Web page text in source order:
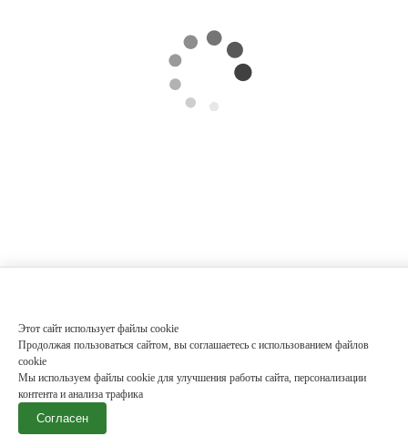
Этот сайт использует файлы cookie
Продолжая пользоваться сайтом, вы соглашаетесь с использованием файлов
cookie
Мы используем файлы cookie для улучшения работы сайта, персонализации
контента и анализа трафика
Согласен